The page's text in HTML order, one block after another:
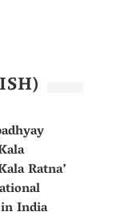
Ratna’
India